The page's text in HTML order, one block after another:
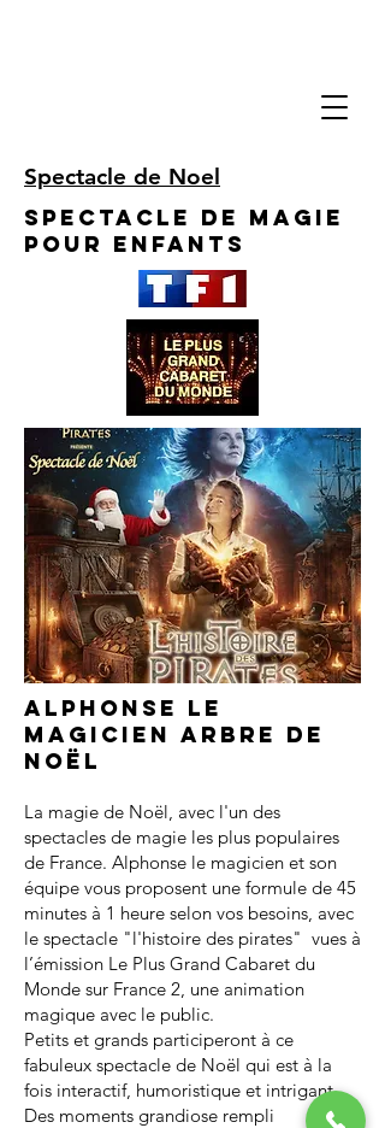
Spectacle de Noel
Spectacle de Magie
pour enfants
Alphonse le
magicien arbre de
noël
La magie de Noël, avec l'un des
spectacles de magie les plus populaires
de France. Alphonse le magicien et son
équipe vous proposent une formule de 45
minutes à 1 heure selon vos besoins, avec
le spectacle "l'histoire des pirates" vues à
l’émission Le Plus Grand Cabaret du
Monde sur France 2, une animation
magique avec le public.
Petits et grands participeront à ce
fabuleux spectacle de Noël qui est à la
fois interactif, humoristique et intrigant.
Des moments grandiose rempli